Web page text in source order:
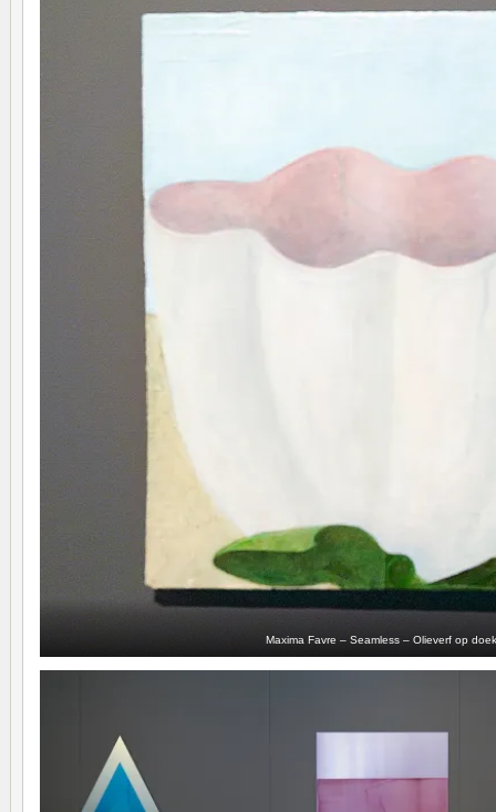
Maxima Favre – Seamless – Olieverf op